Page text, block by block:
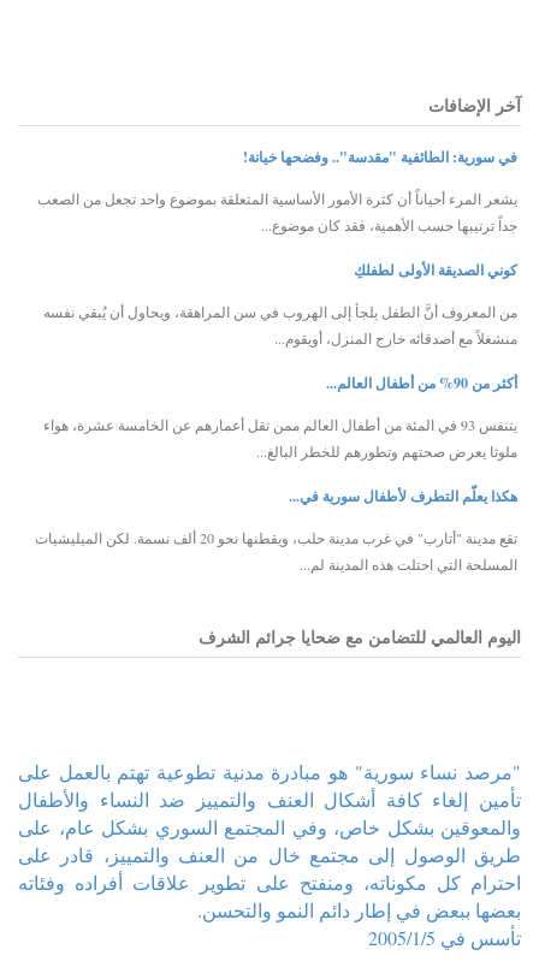
آخر الإضافات
في سورية: الطائفية "مقدسة".. وفضحها خيانة!
يشعر المرء أحياناً أن كثرة الأمور الأساسية المتعلقة بموضوع واحد تجعل من الصعب
جداً ترتيبها حسب الأهمية، فقد كان موضوع...
كوني الصديقة الأولى لطفلكِ
من المعروف أنَّ الطفل يلجأ إلى الهروب في سن المراهقة، ويحاول أن يُبقي نفسه
منشغلاً مع أصدقائه خارج المنزل، أويقوم...
أكثر من 90% من أطفال العالم...
يتنفس 93 في المئة من أطفال العالم ممن تقل أعمارهم عن الخامسة عشرة، هواء
ملوثا يعرض صحتهم وتطورهم للخطر البالغ...
هكذا يعلّم التطرف لأطفال سورية في...
تقع مدينة "أتارب" في غرب مدينة حلب، ويقطنها نحو 20 ألف نسمة. لكن الميليشيات
المسلحة التي احتلت هذه المدينة لم...
اليوم العالمي للتضامن مع ضحايا جرائم الشرف
"مرصد نساء سورية" هو مبادرة مدنية تطوعية تهتم بالعمل على
تأمين إلغاء كافة أشكال العنف والتمييز ضد النساء والأطفال
والمعوقين بشكل خاص، وفي المجتمع السوري بشكل عام، على
طريق الوصول إلى مجتمع خال من العنف والتمييز، قادر على
احترام كل مكوناته، ومنفتح على تطوير علاقات أفراده وفئاته
بعضها ببعض في إطار دائم النمو والتحسن.
تأسس في 2005/1/5